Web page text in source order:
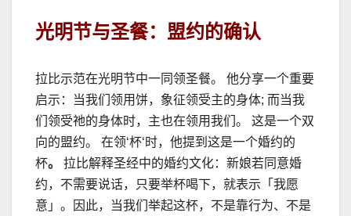
光明节与圣餐：盟约的确认
拉比示范在光明节中一同领圣餐。 他分享一个重要
启示：当我们领用饼，象征领受主的身体; 而当我
们领受祂的身体时，主也在领用我们。 这是一个双
向的盟约。 在领‘杯‘时，他提到这是一个婚约的
杯。
拉比解释圣经中的婚约文化：新娘若同意婚
约，不需要说话，只要举杯喝下，就表示「我愿
意」。因此，当我们举起这杯，不是靠行为、不是